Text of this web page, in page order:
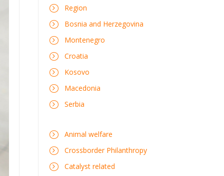
Region
Bosnia and Herzegovina
Montenegro
Croatia
Kosovo
Macedonia
Serbia
Animal welfare
Crossborder Philanthropy
Catalyst related